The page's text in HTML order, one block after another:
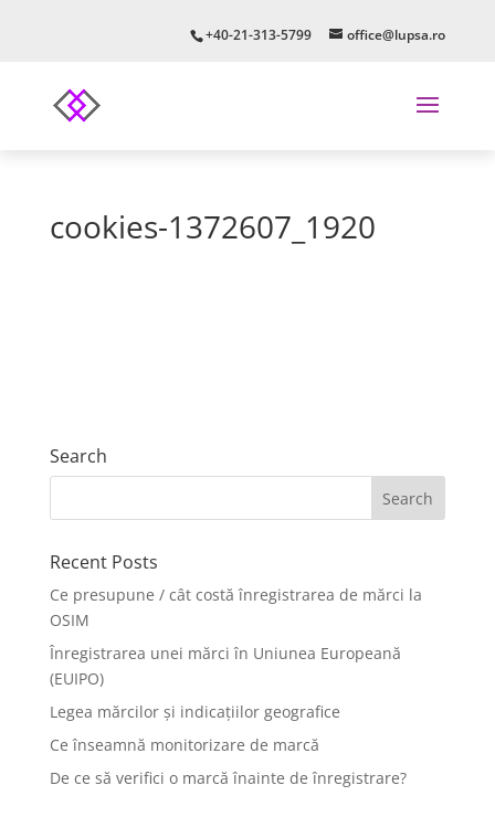
+40-21-313-5799 office@lupsa.ro
cookies-1372607_1920
Search
Recent Posts
Ce presupune / cât costă înregistrarea de mărci la
OSIM
Înregistrarea unei mărci în Uniunea Europeană
(EUIPO)
Legea mărcilor și indicațiilor geografice
Ce înseamnă monitorizare de marcă
De ce să verifici o marcă înainte de înregistrare?